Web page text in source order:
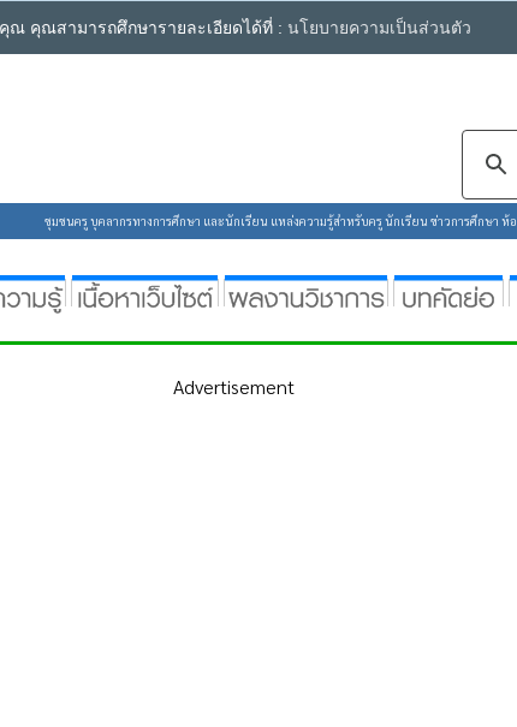
ณ คุณสามารถศึกษารายละเอียดได้ที่ : นโยบายความเป็นส่วนตัว
ชุมชนครู บุคลากรทางการศึกษา และนักเรียน แหล่งความรู้สำหรับครู นักเรียน ข่าวการศึกษา
Advertisement